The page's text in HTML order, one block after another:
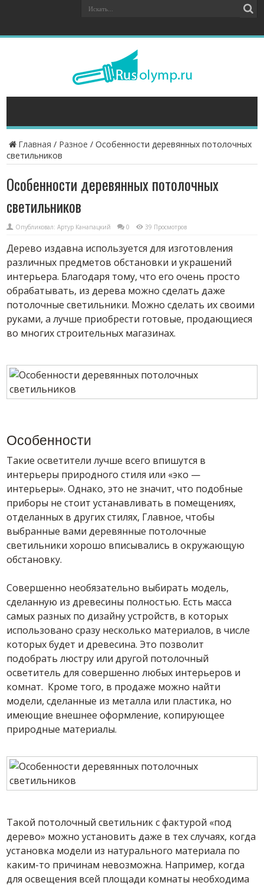
Главная / Разное /Особенности деревянных потолочных
светильников
Особенности деревянных потолочных
светильников
Опубликовал:Артур Канапацкий 0 39 Просмотров
Дерево издавна используется для изготовления
различных предметов обстановки и украшений
интерьера. Благодаря тому, что его очень просто
обрабатывать, из дерева можно сделать даже
потолочные светильники. Можно сделать их своими
руками, а лучше приобрести готовые, продающиеся
во многих строительных магазинах.
Особенности
Такие осветители лучше всего впишутся в
интерьеры природного стиля или «эко —
интерьеры». Однако, это не значит, что подобные
приборы не стоит устанавливать в помещениях,
отделанных в других стилях, Главное, чтобы
выбранные вами деревянные потолочные
светильники хорошо вписывались в окружающую
обстановку.
Совершенно необязательно выбирать модель,
сделанную из древесины полностью. Есть масса
самых разных по дизайну устройств, в которых
использовано сразу несколько материалов, в числе
которых будет и древесина. Это позволит
подобрать люстру или другой потолочный
осветитель для совершенно любых интерьеров и
комнат. Кроме того, в продаже можно найти
модели, сделанные из металла или пластика, но
имеющие внешнее оформление, копирующее
природные материалы.
Такой потолочный светильник с фактурой «под
дерево» можно установить даже в тех случаях, когда
установка модели из натурального материала по
каким-то причинам невозможна. Например, когда
для освещения всей площади комнаты необходима